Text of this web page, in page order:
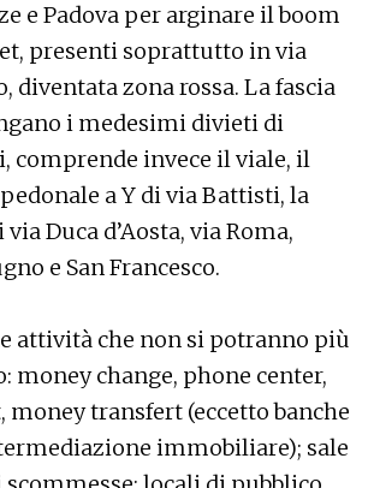
e Padova per arginare il boom
presenti soprattutto in via
diventata zona rossa. La fascia
i medesimi divieti di
comprende invece il viale, il
a Y di via Battisti, la
Duca d’Aosta, via Roma,
e San Francesco.
attività che non si potranno più
money change, phone center,
transfert (eccetto banche
immobiliare); sale